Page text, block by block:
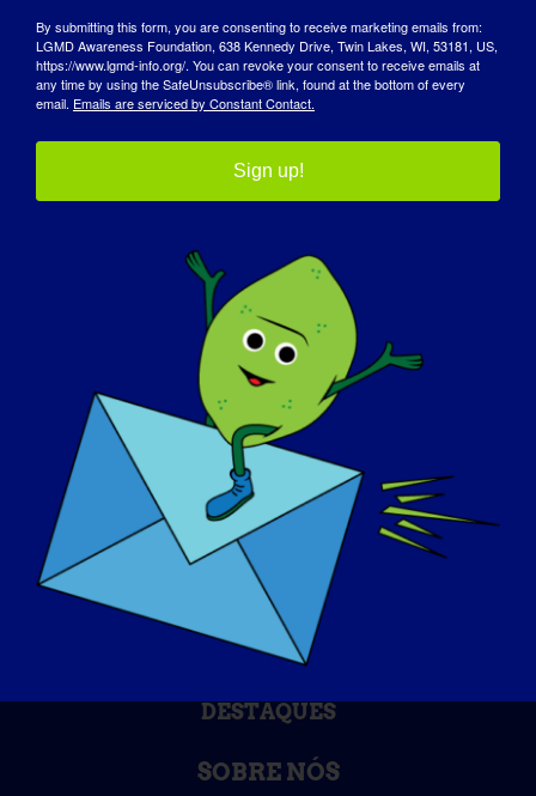
Sítio Web:
www.LGMD-Info.org
Local do evento
Em todo o mundo
DIA DE SENSIBILIZAÇÃO
BASE DE DADOS DE CONHECIMENTO
DESTAQUES
SOBRE NÓS
By submitting this form, you are consenting to receive marketing emails from:
LGMD Awareness Foundation, 638 Kennedy Drive, Twin Lakes, WI, 53181, US,
https://www.lgmd-info.org/. You can revoke your consent to receive emails at
any time by using the SafeUnsubscribe® link, found at the bottom of every
email. Emails are serviced by Constant Contact.
Sign up!